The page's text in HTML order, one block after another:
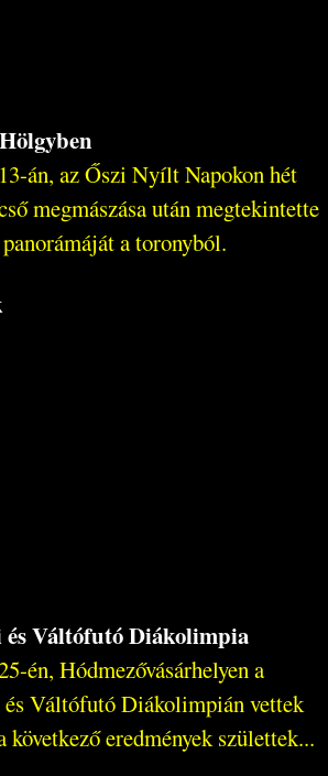
án, az Őszi Nyílt Napokon hét
megmászása után megtekintette
a toronyból.
és Váltófutó Diákolimpia
én, Hódmezővásárhelyen a
és Váltófutó Diákolimpián vettek
eredmények születtek...